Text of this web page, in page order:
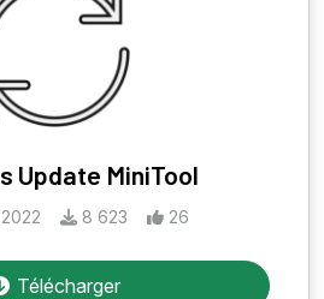
Update MiniTool
8 623 26
Télécharger